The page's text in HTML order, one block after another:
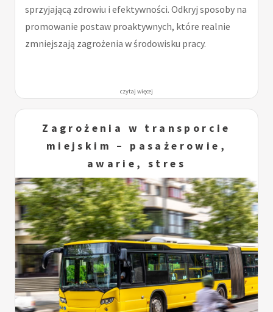
sprzyjającą zdrowiu i efektywności. Odkryj sposoby na
promowanie postaw proaktywnych, które realnie
zmniejszają zagrożenia w środowisku pracy.
czytaj więcej
Zagrożenia w transporcie
miejskim – pasażerowie,
awarie, stres